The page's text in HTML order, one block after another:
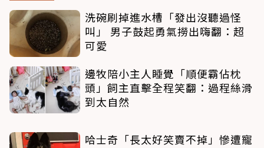
洗碗刷掉進水槽「發出沒聽過怪
叫」 男子鼓起勇氣撈出嗨翻：超
可愛
邊牧陪小主人睡覺「順便霸佔枕
頭」飼主直擊全程笑翻：過程絲滑
到太自然
哈士奇「長太好笑賣不掉」慘遭寵